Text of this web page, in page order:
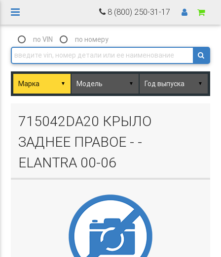
8 (800) 250-31-17
по VIN по номеру
▼ ▼ ▼
715042DA20 КРЫЛО
ЗАДНЕЕ ПРАВОЕ - -
ELANTRA 00-06